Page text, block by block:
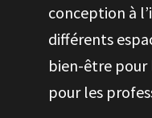
conception à
différents
bien-être pour
pour les